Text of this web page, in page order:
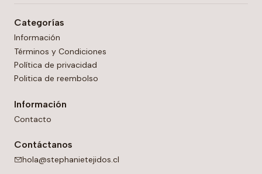
Categorías
Información
Términos y Condiciones
Política de privacidad
Politica de reembolso
Información
Contacto
Contáctanos
hola@stephanietejidos.cl